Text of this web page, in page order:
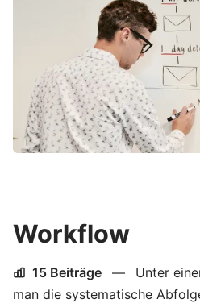
Workflow
15 Beiträge —
Unter
man die systematische